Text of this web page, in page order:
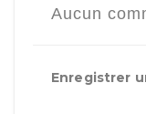
Aucun
Enregistrer